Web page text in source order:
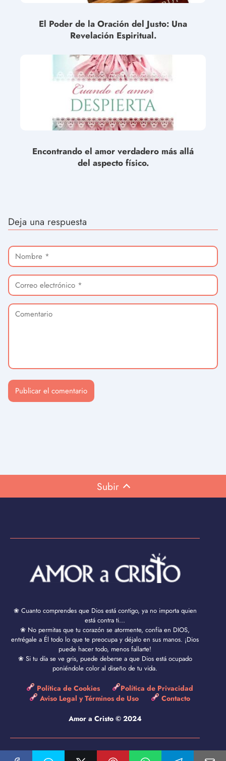
El Poder de la Oración del Justo: Una
Revelación Espiritual.
Encontrando el amor verdadero más allá
del aspecto físico.
Deja una respuesta
Subir
❀ Cuanto comprendes que Dios está contigo, ya no importa quien
está contra ti...
❀ No permitas que tu corazón se atormente, confía en DIOS,
entrégale a Él todo lo que te preocupa y déjalo en sus manos. ¡Dios
puede hacer todo, menos fallarte!
❀ Si tu día se ve gris, puede deberse a que Dios está ocupado
poniéndole color al diseño de tu vida.
Política de Cookies
Política de Privacidad
Aviso Legal y Términos de Uso
Contacto
Amor a Cristo © 2024